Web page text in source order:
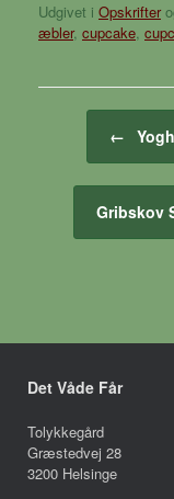
Udgivet i Opskrifter
æbler, cupcake,
←
Gribskov
Det Våde Får
Tolykkegård
Græstedvej 28
3200 Helsinge